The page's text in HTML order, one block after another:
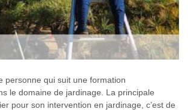
personne qui suit une formation
le domaine de jardinage. La principale
pour son intervention en jardinage, c’est de